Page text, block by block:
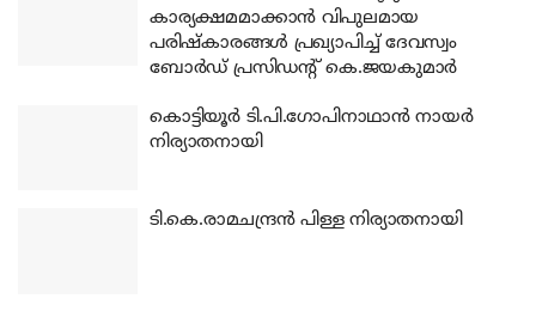
കാര്യക്ഷമമാക്കാന്‍ വിപുലമായ
പരിഷ്‌കാരങ്ങള്‍ പ്രഖ്യാപിച്ച് ദേവസ്വം
ബോര്‍ഡ് പ്രസിഡന്റ് കെ.ജയകുമാര്‍
കൊട്ടിയൂര്‍ ടി.പി.ഗോപിനാഥാന്‍ നായര്‍
നിര്യാതനായി
ടി.കെ.രാമചന്ദ്രന്‍ പിള്ള നിര്യാതനായി